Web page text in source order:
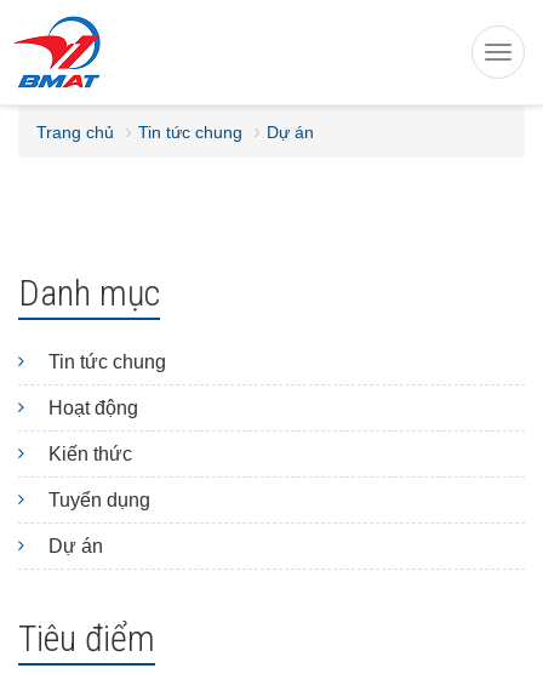
Trang chủ Tin tức chung Dự án
Danh mục
Tin tức chung
Hoạt động
Kiến thức
Tuyển dụng
Dự án
Tiêu điểm